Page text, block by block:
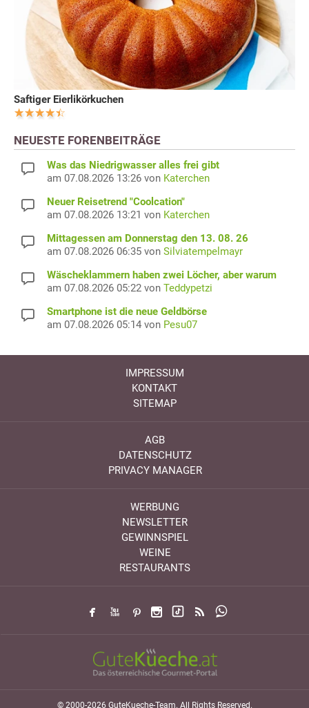
Saftiger Eierlikörkuchen
NEUESTE FORENBEITRÄGE
Was das Niedrigwasser alles frei gibt
am 07.08.2026 13:26 von Katerchen
Neuer Reisetrend "Coolcation"
am 07.08.2026 13:21 von Katerchen
Mittagessen am Donnerstag den 13. 08. 26
am 07.08.2026 06:35 von Silviatempelmayr
Wäscheklammern haben zwei Löcher, aber warum
am 07.08.2026 05:22 von Teddypetzi
Smartphone ist die neue Geldbörse
am 07.08.2026 05:14 von Pesu07
IMPRESSUM
KONTAKT
SITEMAP
AGB
DATENSCHUTZ
PRIVACY MANAGER
WERBUNG
NEWSLETTER
GEWINNSPIEL
WEINE
RESTAURANTS
© 2000-2026 GuteKueche-Team. All Rights Reserved.